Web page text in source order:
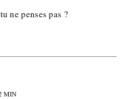
ne penses pas ?
MIN